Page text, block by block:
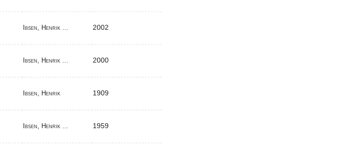
Ibsen, Henrik ... 2002
Ibsen, Henrik ... 2000
Ibsen, Henrik 1909
Ibsen, Henrik ... 1959